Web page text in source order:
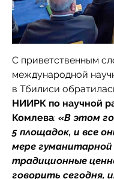
С приветственным
международной
в Тбилиси
НИИРК по научной
Комлева: «В этом
5 площадок, и все
мере
традиционные
говорить сегодня,